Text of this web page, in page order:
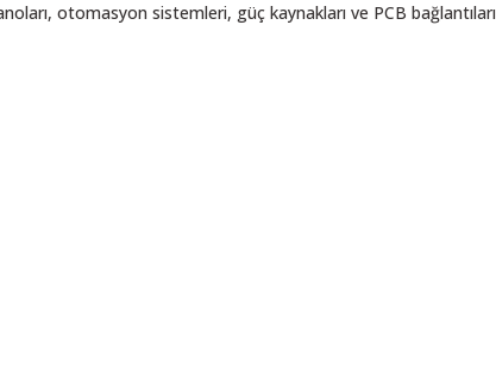
otomasyon sistemleri, güç kaynakları ve PCB bağlantıları